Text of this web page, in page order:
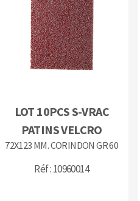
LOT 10PCS S-VRAC
PATINS VELCRO
72X123 MM. CORINDON GR 60
Réf : 10960014